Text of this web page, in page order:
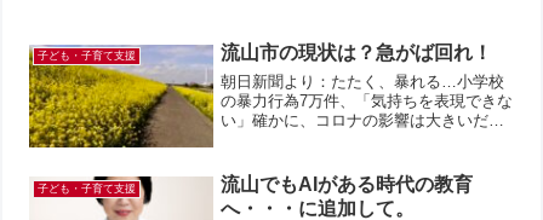
返答については、こちら↓で。意見を寄せ
た市民は2...
子ども・子育て支援 流山市の現状は？急がば回れ！
朝日新聞より：たたく、暴れる…小学校
の暴力行為7万件、「気持ちを表現できな
い」確かに、コロナの影響は大きいだろ
ば。 言葉が足りず、暴力になる。 その
通りだと思う。では、どう...
子ども・子育て支援
流山でもAIがある時代の教育
へ・・・に追加して。